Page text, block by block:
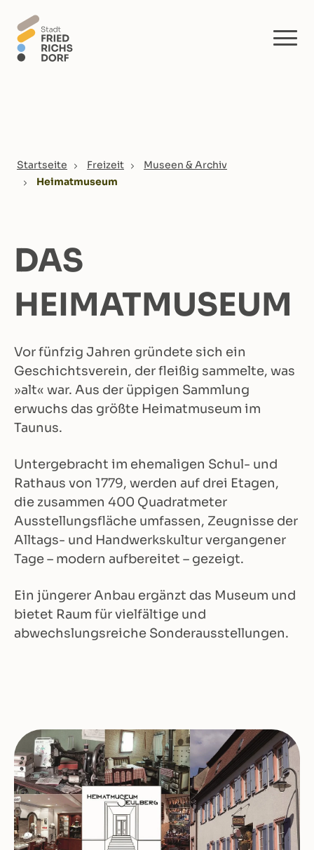
You are here:
Startseite Freizeit
Museen & Archiv
Heimatmuseum
DAS
HEIMATMUSEUM
Vor fünfzig Jahren gründete sich ein
Geschichtsverein, der fleißig sammelte, was
»alt« war. Aus der üppigen Sammlung
erwuchs das größte Heimatmuseum im
Taunus.
Untergebracht im ehemaligen Schul- und
Rathaus von 1779, werden auf drei Etagen,
die zusammen 400 Quadratmeter
Ausstellungsfläche umfassen, Zeugnisse der
Alltags- und Handwerkskultur vergangener
Tage – modern aufbereitet – gezeigt.
Ein jüngerer Anbau ergänzt das Museum und
bietet Raum für vielfältige und
abwechslungsreiche Sonderausstellungen.